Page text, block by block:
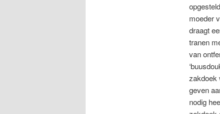
moeder
draagt
tranen
van
zakdoek
geven
nodig